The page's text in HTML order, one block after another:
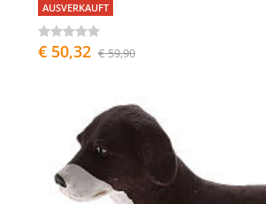
AUSVERKAUFT
€ 50,32 € 59,90